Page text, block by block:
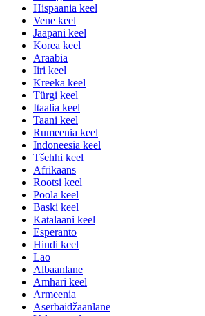
Hispaania keel
Vene keel
Jaapani keel
Korea keel
Araabia
Iiri keel
Kreeka keel
Türgi keel
Itaalia keel
Taani keel
Rumeenia keel
Indoneesia keel
Tšehhi keel
Afrikaans
Rootsi keel
Poola keel
Baski keel
Katalaani keel
Esperanto
Hindi keel
Lao
Albaanlane
Amhari keel
Armeenia
Aserbaidžaanlane